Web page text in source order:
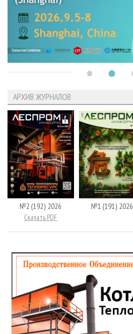
АРХИВ ЖУРНАЛОВ
№2 (192) 2026
Скачать PDF
№1 (191) 2026